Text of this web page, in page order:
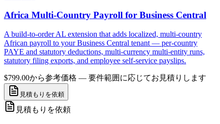
Africa Multi-Country Payroll for Business Central
A build-to-order AL extension that adds localized, multi-country
African payroll to your Business Central tenant — per-country
PAYE and statutory deductions, multi-currency multi-entity runs,
statutory filing exports, and employee self-service payslips.
$799.00から参考価格 — 要件範囲に応じてお見積りします
見積もりを依頼
見積もりを依頼